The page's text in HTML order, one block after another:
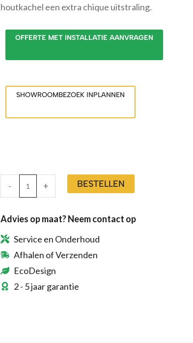
houtkachel een extra chique uitstraling.
OFFERTE MET INSTALLATIE AANVRAGEN
SHOWROOMBEZOEK INPLANNEN
- + BESTELLEN
Advies op maat? Neem contact op
Service en Onderhoud
Afhalen of Verzenden
EcoDesign
2 - 5 jaar garantie